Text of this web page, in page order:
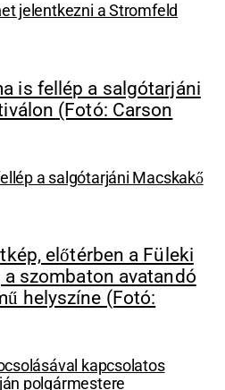
jelentkezni a Stromfeld
a salgótarjáni Macskakő
kapcsolatos
polgármestere